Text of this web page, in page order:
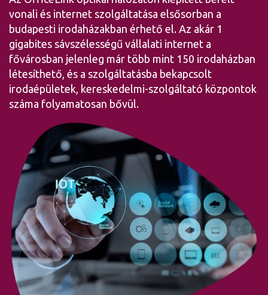
vonali és internet szolgáltatása elsősorban a
budapesti irodaházakban érhető el. Az akár 1
gigabites sávszélességű vállalati internet a
fővárosban jelenleg már több mint 150 irodaházban
létesíthető, és a szolgáltatásba bekapcsolt
irodaépületek, kereskedelmi-szolgáltató központok
száma folyamatosan bővül.